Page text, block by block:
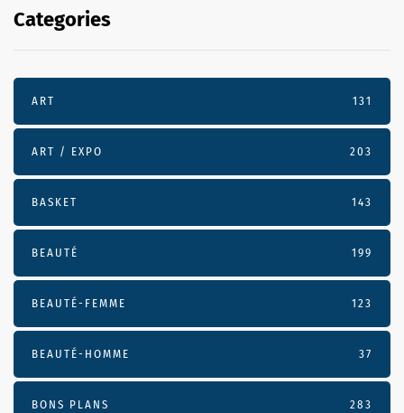
Categories
ART 131
ART / EXPO 203
BASKET 143
BEAUTÉ 199
BEAUTÉ-FEMME 123
BEAUTÉ-HOMME 37
BONS PLANS 283